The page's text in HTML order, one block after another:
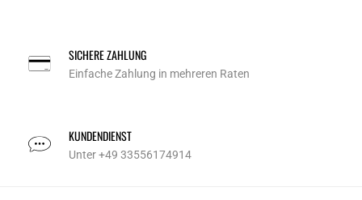
SICHERE ZAHLUNG
Einfache Zahlung in mehreren Raten
KUNDENDIENST
Unter +49 33556174914